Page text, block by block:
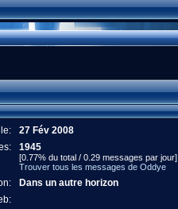
le:
27 Fév 2008
1945
[0.77% du total / 0.29 messages par jour]
Trouver tous les messages de Oddye
Dans un autre horizon